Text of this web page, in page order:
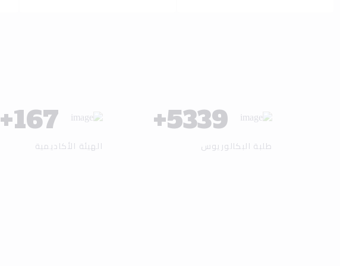
6137
+
طلبة البكالوريوس
200
+
الهيئة الأكاديمية